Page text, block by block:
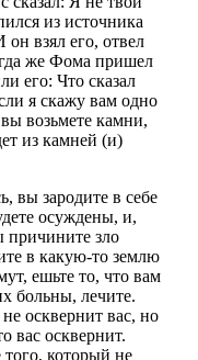
из источника
взял его, отвел
же Фома пришел
его: Что сказал
я скажу вам одно
возьмете камни,
из камней (и)
вы зародите в себе
осуждены, и,
причините зло
в какую-то землю
ешьте то, что вам
больны, лечите.
осквернит вас, но
вас осквернит.
который не